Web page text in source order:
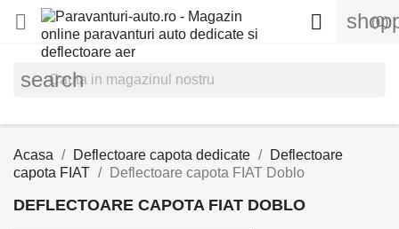
 (0)

search
Acasa Deflectoare capota dedicate
Deflectoare
capota FIAT
Deflectoare capota FIAT Doblo
DEFLECTOARE CAPOTA FIAT DOBLO